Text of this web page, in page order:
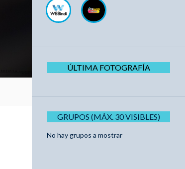
ÚLTIMA FOTOGRAFÍA
GRUPOS (MÁX. 30 VISIBLES)
No hay grupos a mostrar